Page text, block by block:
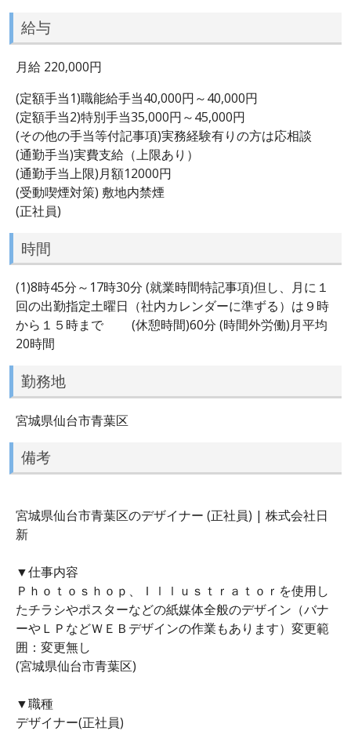
給与
月給 220,000円
(定額手当1)職能給手当40,000円～40,000円
(定額手当2)特別手当35,000円～45,000円
(その他の手当等付記事項)実務経験有りの方は応相談
(通勤手当)実費支給（上限あり）
(通勤手当上限)月額12000円
(受動喫煙対策) 敷地内禁煙
(正社員)
時間
(1)8時45分～17時30分 (就業時間特記事項)但し、月に１
回の出勤指定土曜日（社内カレンダーに準ずる）は９時
から１５時まで (休憩時間)60分 (時間外労働)月平均
20時間
勤務地
宮城県仙台市青葉区
備考
宮城県仙台市青葉区のデザイナー (正社員) | 株式会社日
新
▼仕事内容
Ｐｈｏｔｏｓｈｏｐ、Ｉｌｌｕｓｔｒａｔｏｒを使用し
たチラシやポスターなどの紙媒体全般のデザイン（バナ
ーやＬＰなどＷＥＢデザインの作業もあります）変更範
囲：変更無し
(宮城県仙台市青葉区)
▼職種
デザイナー(正社員)